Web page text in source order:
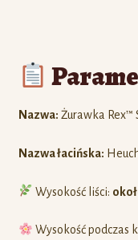
Nazwa: Żurawka Rex™
Nazwa łacińska:
Wysokość liści:
Wysokość podczas